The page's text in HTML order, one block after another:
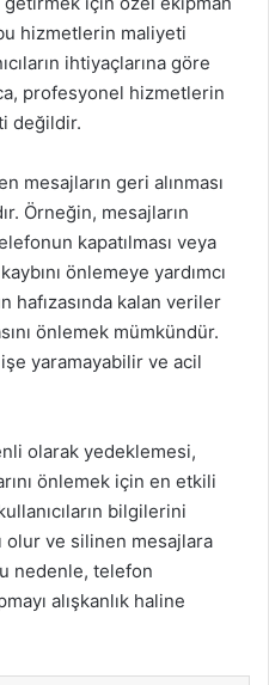
hizmetlerin maliyeti
ihtiyaçlarına göre
profesyonel hizmetlerin
değildir.
mesajların geri alınması
Örneğin, mesajların
kapatılması veya
önlemeye yardımcı
hafızasında kalan veriler
önlemek mümkündür.
yaramayabilir ve acil
olarak yedeklemesi,
önlemek için en etkili
bilgilerini
olur ve silinen mesajlara
nedenle, telefon
alışkanlık haline